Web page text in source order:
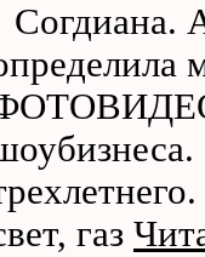
Согдиана.
газ